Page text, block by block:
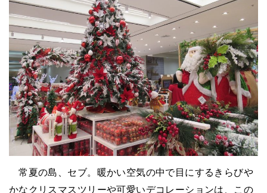
常夏の島、セブ。暖かい空気の中で目にするきらびや
かなクリスマスツリーや可愛いデコレーションは、この